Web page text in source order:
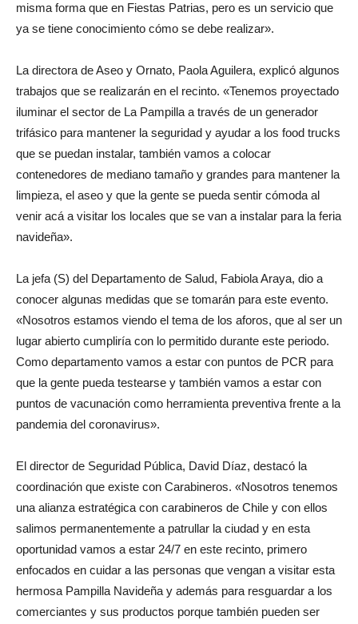
misma forma que en Fiestas Patrias, pero es un servicio que
ya se tiene conocimiento cómo se debe realizar».
La directora de Aseo y Ornato, Paola Aguilera, explicó algunos
trabajos que se realizarán en el recinto. «Tenemos proyectado
iluminar el sector de La Pampilla a través de un generador
trifásico para mantener la seguridad y ayudar a los food trucks
que se puedan instalar, también vamos a colocar
contenedores de mediano tamaño y grandes para mantener la
limpieza, el aseo y que la gente se pueda sentir cómoda al
venir acá a visitar los locales que se van a instalar para la feria
navideña».
La jefa (S) del Departamento de Salud, Fabiola Araya, dio a
conocer algunas medidas que se tomarán para este evento.
«Nosotros estamos viendo el tema de los aforos, que al ser un
lugar abierto cumpliría con lo permitido durante este periodo.
Como departamento vamos a estar con puntos de PCR para
que la gente pueda testearse y también vamos a estar con
puntos de vacunación como herramienta preventiva frente a la
pandemia del coronavirus».
El director de Seguridad Pública, David Díaz, destacó la
coordinación que existe con Carabineros. «Nosotros tenemos
una alianza estratégica con carabineros de Chile y con ellos
salimos permanentemente a patrullar la ciudad y en esta
oportunidad vamos a estar 24/7 en este recinto, primero
enfocados en cuidar a las personas que vengan a visitar esta
hermosa Pampilla Navideña y además para resguardar a los
comerciantes y sus productos porque también pueden ser